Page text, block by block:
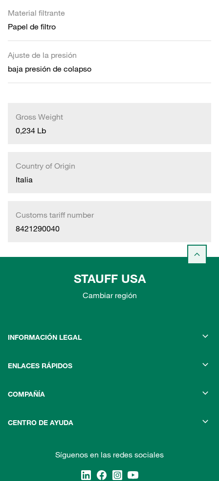
Material filtrante
Papel de filtro
Ajuste de la presión
baja presión de colapso
Gross Weight
0,234 Lb
Country of Origin
Italia
Customs tariff number
8421290040
STAUFF USA
Cambiar región
INFORMACIÓN LEGAL
ENLACES RÁPIDOS
COMPAÑÍA
CENTRO DE AYUDA
Síguenos en las redes sociales